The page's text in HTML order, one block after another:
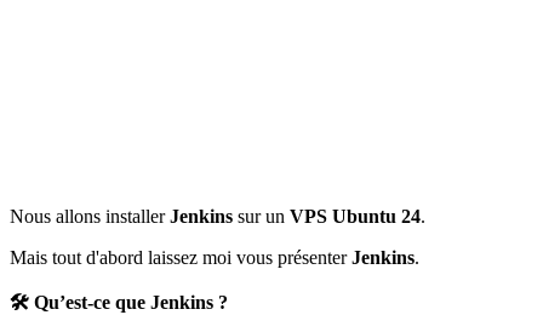
Nous allons installerJenkins sur un VPS Ubuntu 24.
Mais tout d'abord laissez moi vous présenterJenkins.
🛠 Qu’est-ce que Jenkins ?